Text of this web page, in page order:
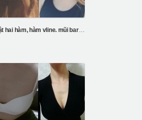
Phẫu thuật hai hàm, hàm vline. mũi barbie